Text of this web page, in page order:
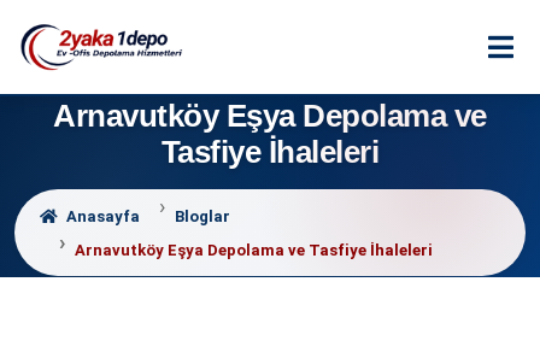
Arnavutköy Eşya Depolama ve
Tasfiye İhaleleri
Anasayfa
Bloglar
Arnavutköy Eşya Depolama ve Tasfiye İhaleleri